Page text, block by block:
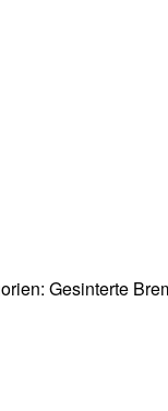
Gesinterte